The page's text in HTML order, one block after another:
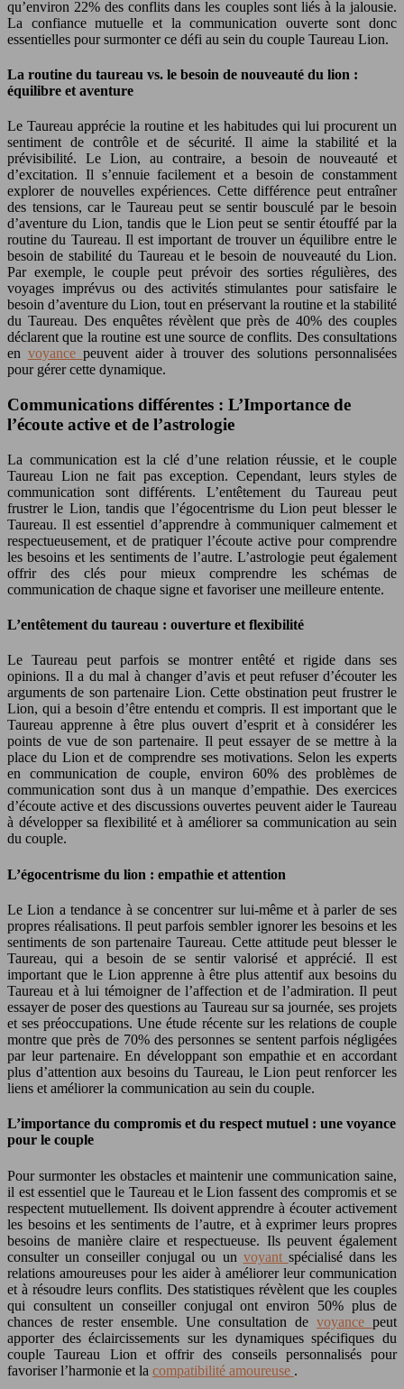
qu’environ 22% des conflits dans les couples sont liés à la jalousie.
La confiance mutuelle et la communication ouverte sont donc
essentielles pour surmonter ce défi au sein du couple Taureau Lion.
La routine du taureau vs. le besoin de nouveauté du lion :
équilibre et aventure
Le Taureau apprécie la routine et les habitudes qui lui procurent un
sentiment de contrôle et de sécurité. Il aime la stabilité et la
prévisibilité. Le Lion, au contraire, a besoin de nouveauté et
d’excitation. Il s’ennuie facilement et a besoin de constamment
explorer de nouvelles expériences. Cette différence peut entraîner
des tensions, car le Taureau peut se sentir bousculé par le besoin
d’aventure du Lion, tandis que le Lion peut se sentir étouffé par la
routine du Taureau. Il est important de trouver un équilibre entre le
besoin de stabilité du Taureau et le besoin de nouveauté du Lion.
Par exemple, le couple peut prévoir des sorties régulières, des
voyages imprévus ou des activités stimulantes pour satisfaire le
besoin d’aventure du Lion, tout en préservant la routine et la stabilité
du Taureau. Des enquêtes révèlent que près de 40% des couples
déclarent que la routine est une source de conflits. Des consultations
en voyance peuvent aider à trouver des solutions personnalisées
pour gérer cette dynamique.
Communications différentes : L’Importance de
l’écoute active et de l’astrologie
La communication est la clé d’une relation réussie, et le couple
Taureau Lion ne fait pas exception. Cependant, leurs styles de
communication sont différents. L’entêtement du Taureau peut
frustrer le Lion, tandis que l’égocentrisme du Lion peut blesser le
Taureau. Il est essentiel d’apprendre à communiquer calmement et
respectueusement, et de pratiquer l’écoute active pour comprendre
les besoins et les sentiments de l’autre. L’astrologie peut également
offrir des clés pour mieux comprendre les schémas de
communication de chaque signe et favoriser une meilleure entente.
L’entêtement du taureau : ouverture et flexibilité
Le Taureau peut parfois se montrer entêté et rigide dans ses
opinions. Il a du mal à changer d’avis et peut refuser d’écouter les
arguments de son partenaire Lion. Cette obstination peut frustrer le
Lion, qui a besoin d’être entendu et compris. Il est important que le
Taureau apprenne à être plus ouvert d’esprit et à considérer les
points de vue de son partenaire. Il peut essayer de se mettre à la
place du Lion et de comprendre ses motivations. Selon les experts
en communication de couple, environ 60% des problèmes de
communication sont dus à un manque d’empathie. Des exercices
d’écoute active et des discussions ouvertes peuvent aider le Taureau
à développer sa flexibilité et à améliorer sa communication au sein
du couple.
L’égocentrisme du lion : empathie et attention
Le Lion a tendance à se concentrer sur lui-même et à parler de ses
propres réalisations. Il peut parfois sembler ignorer les besoins et les
sentiments de son partenaire Taureau. Cette attitude peut blesser le
Taureau, qui a besoin de se sentir valorisé et apprécié. Il est
important que le Lion apprenne à être plus attentif aux besoins du
Taureau et à lui témoigner de l’affection et de l’admiration. Il peut
essayer de poser des questions au Taureau sur sa journée, ses projets
et ses préoccupations. Une étude récente sur les relations de couple
montre que près de 70% des personnes se sentent parfois négligées
par leur partenaire. En développant son empathie et en accordant
plus d’attention aux besoins du Taureau, le Lion peut renforcer les
liens et améliorer la communication au sein du couple.
L’importance du compromis et du respect mutuel : une voyance
pour le couple
Pour surmonter les obstacles et maintenir une communication saine,
il est essentiel que le Taureau et le Lion fassent des compromis et se
respectent mutuellement. Ils doivent apprendre à écouter activement
les besoins et les sentiments de l’autre, et à exprimer leurs propres
besoins de manière claire et respectueuse. Ils peuvent également
consulter un conseiller conjugal ou un voyant spécialisé dans les
relations amoureuses pour les aider à améliorer leur communication
et à résoudre leurs conflits. Des statistiques révèlent que les couples
qui consultent un conseiller conjugal ont environ 50% plus de
chances de rester ensemble. Une consultation de voyance peut
apporter des éclaircissements sur les dynamiques spécifiques du
couple Taureau Lion et offrir des conseils personnalisés pour
favoriser l’harmonie et la compatibilité amoureuse .